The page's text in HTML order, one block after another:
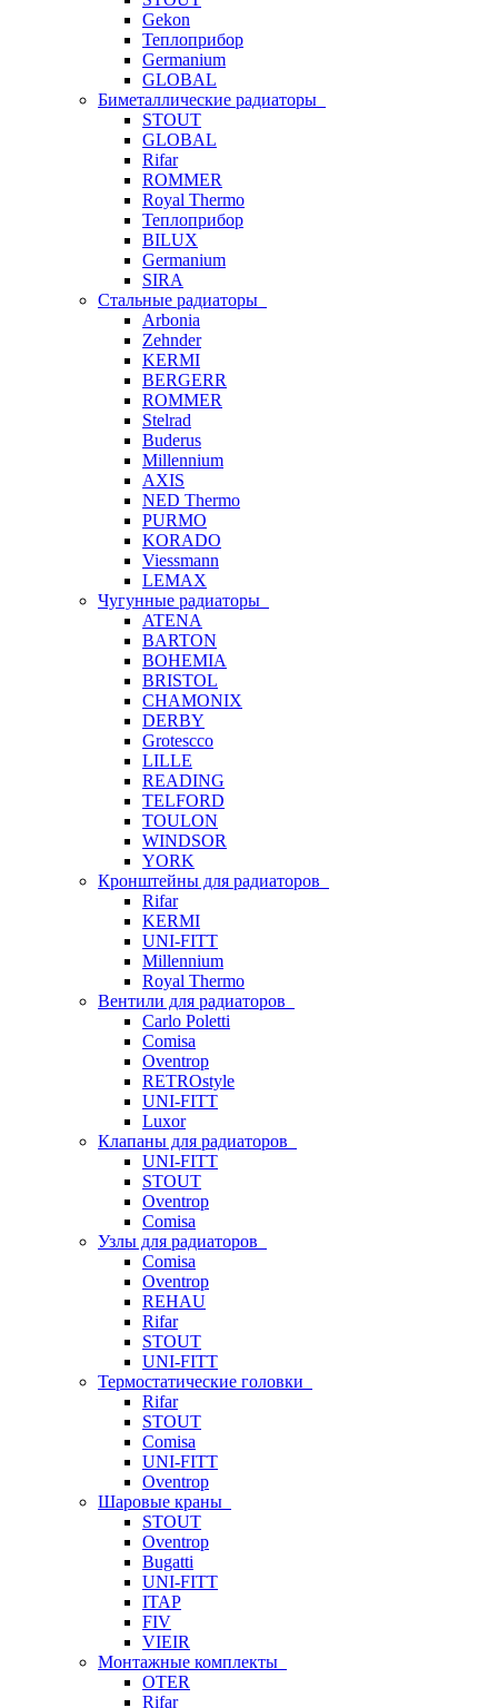
Gekon
Теплоприбор
Germanium
GLOBAL
Биметаллические радиаторы
STOUT
GLOBAL
Rifar
ROMMER
Royal Thermo
Теплоприбор
BILUX
Germanium
SIRA
Стальные радиаторы
Arbonia
Zehnder
KERMI
BERGERR
ROMMER
Stelrad
Buderus
Millennium
AXIS
NED Thermo
PURMO
KORADO
Viessmann
LEMAX
Чугунные радиаторы
ATENA
BARTON
BOHEMIA
BRISTOL
CHAMONIX
DERBY
Grotescco
LILLE
READING
TELFORD
TOULON
WINDSOR
YORK
Кронштейны для радиаторов
Rifar
KERMI
UNI-FITT
Millennium
Royal Thermo
Вентили для радиаторов
Carlo Poletti
Comisa
Oventrop
RETROstyle
UNI-FITT
Luxor
Клапаны для радиаторов
UNI-FITT
STOUT
Oventrop
Comisa
Узлы для радиаторов
Comisa
Oventrop
REHAU
Rifar
STOUT
UNI-FITT
Термостатические головки
Rifar
STOUT
Comisa
UNI-FITT
Oventrop
Шаровые краны
STOUT
Oventrop
Bugatti
UNI-FITT
ITAP
FIV
VIEIR
Монтажные комплекты
OTER
Rifar